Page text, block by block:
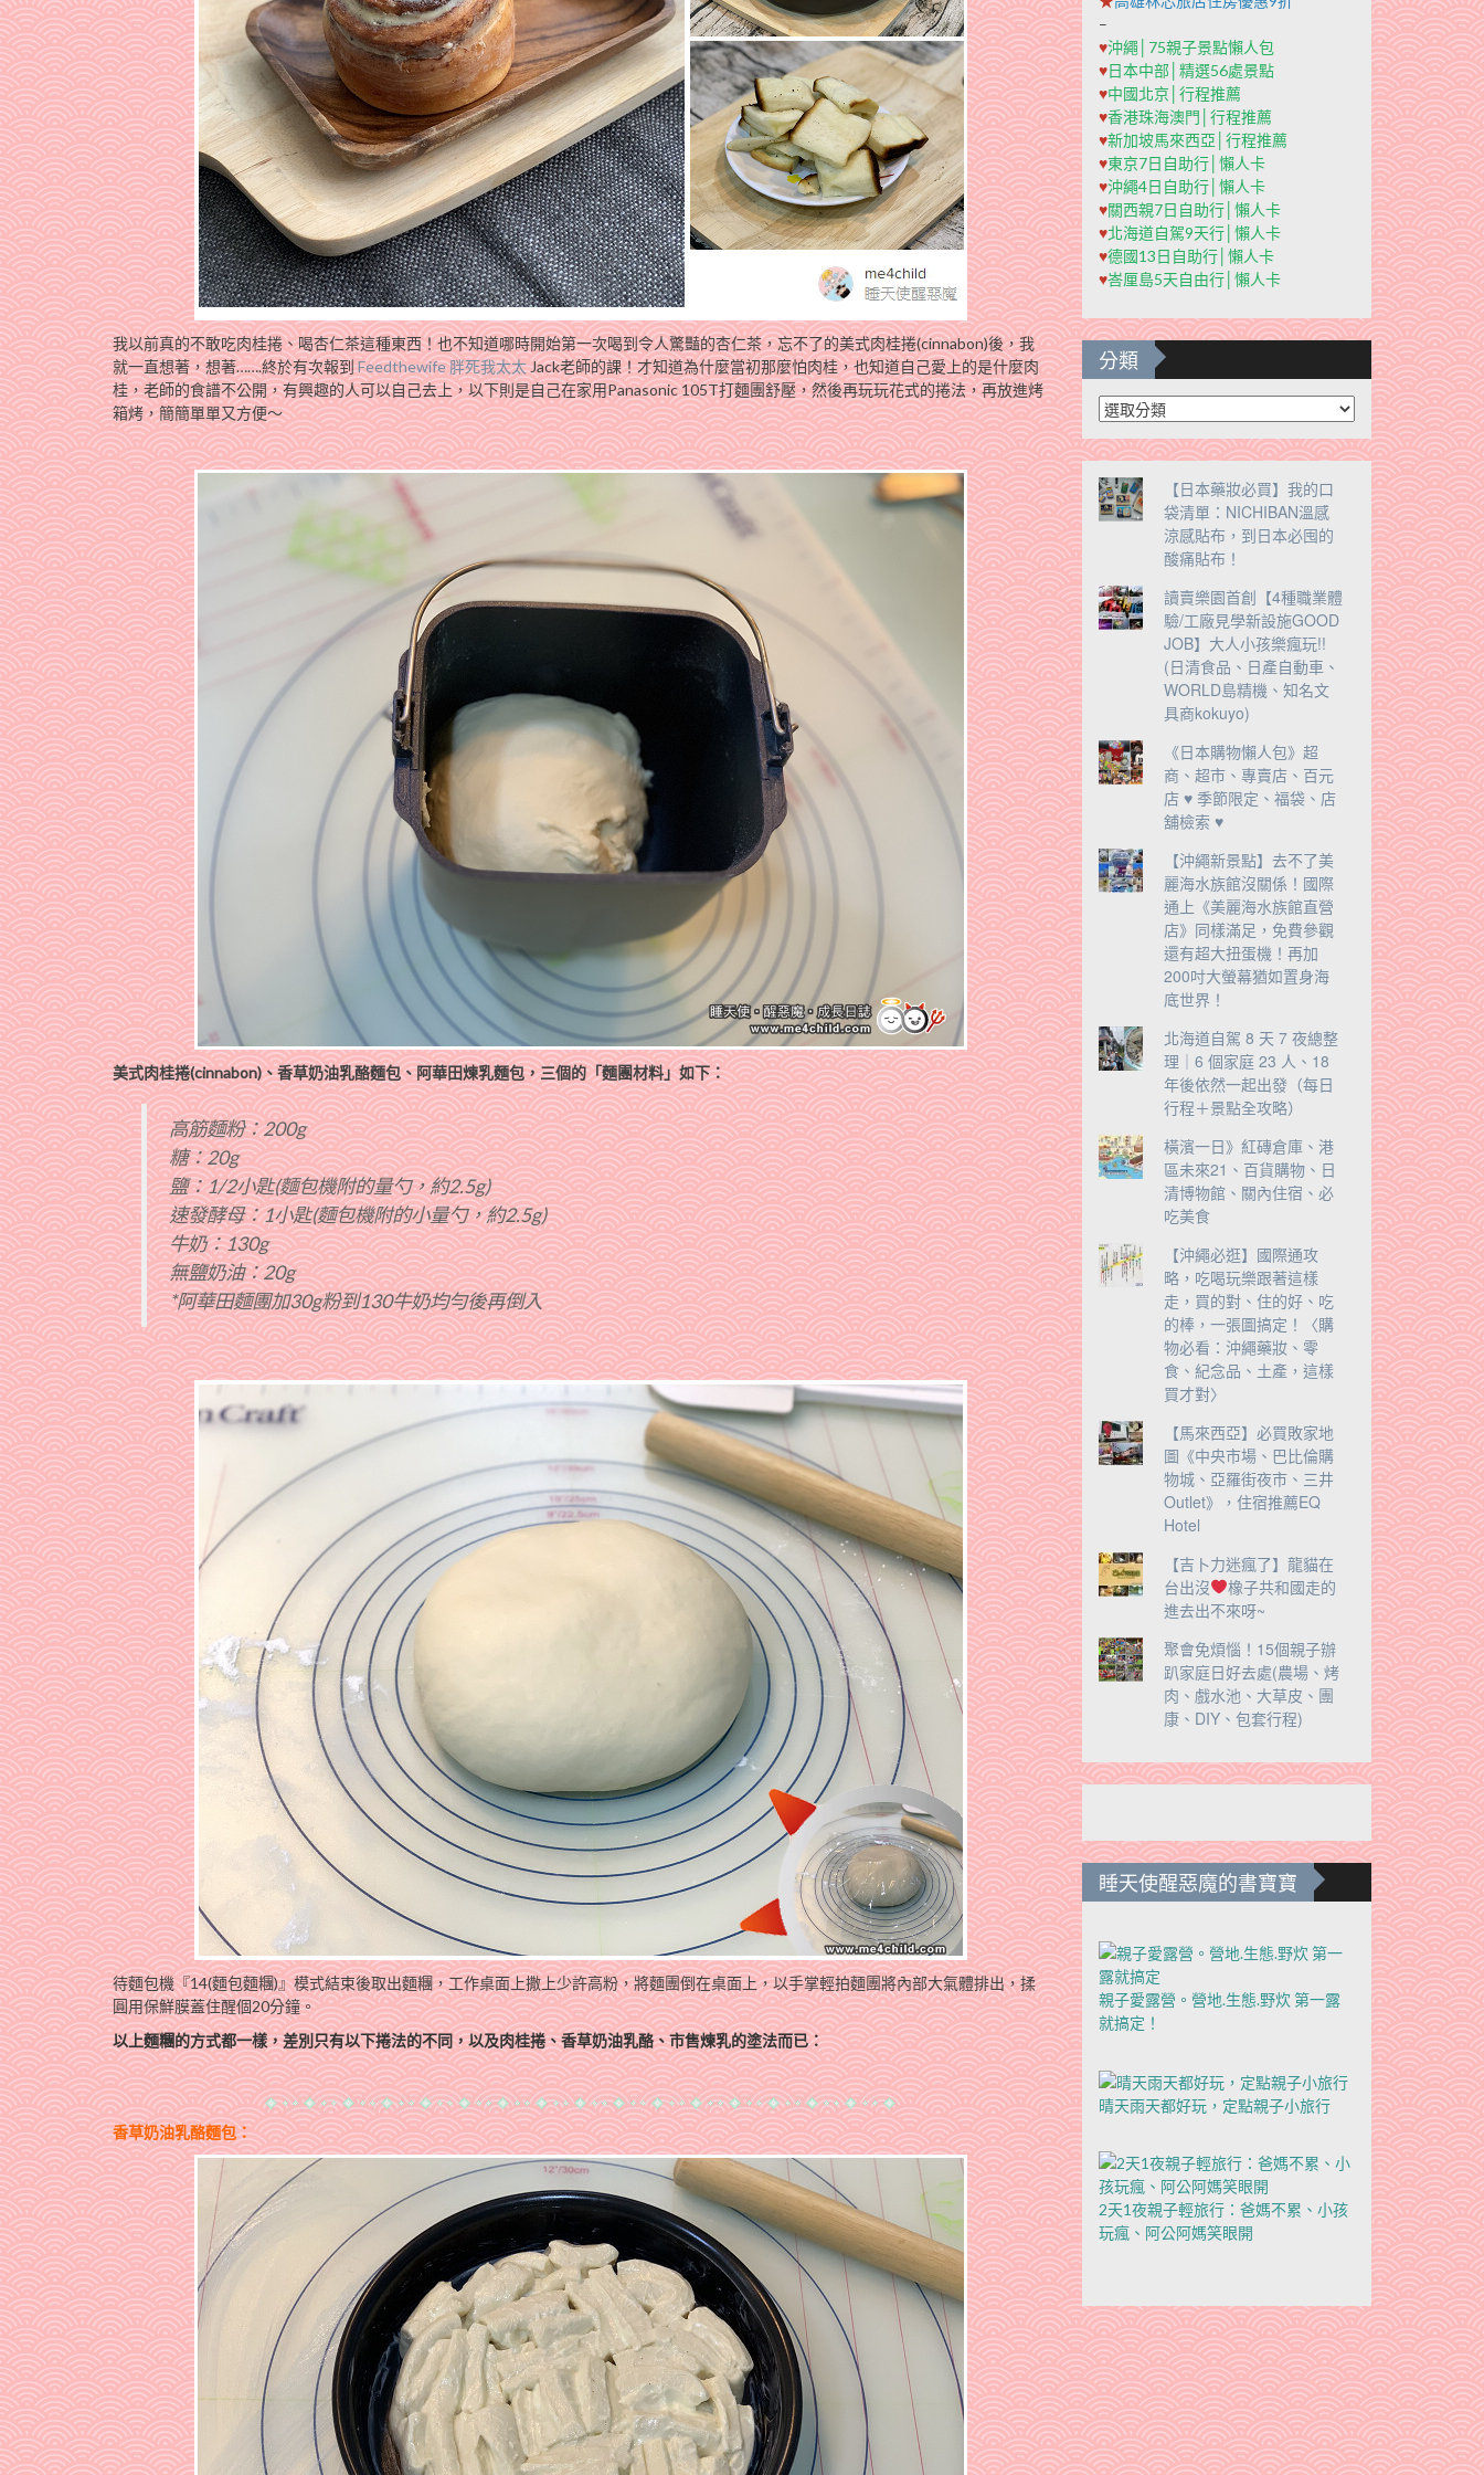
我以前真的不敢吃肉桂捲、喝杏仁茶這種東西！也不知道哪時開始第一次喝到令人驚豔的杏仁茶，忘不了的美式肉桂捲(cinnabon)後，我
就一直想著，想著…….終於有次報到Feedthewife 胖死我太太Jack老師的課！才知道為什麼當初那麼怕肉桂，也知道自己愛上的是什麼肉
桂，老師的食譜不公開，有興趣的人可以自己去上，以下則是自己在家用Panasonic 105T打麵團舒壓，然後再玩玩花式的捲法，再放進烤
箱烤，簡簡單單又方便～
美式肉桂捲(cinnabon)、香草奶油乳酪麵包、阿華田煉乳麵包，三個的「麵團材料」如下：
高筋麵粉：200g
糖：20g
鹽：1/2小匙(麵包機附的量勺，約2.5g)
速發酵母：1小匙(麵包機附的小量勺，約2.5g)
牛奶：130g
無鹽奶油：20g
*阿華田麵團加30g粉到130牛奶均勻後再倒入
待麵包機『14(麵包麵糰)』模式結束後取出麵糰，工作桌面上撒上少許高粉，將麵團倒在桌面上，以手掌輕拍麵團將內部大氣體排出，揉
圓用保鮮膜蓋住醒個20分鐘。
以上麵糰的方式都一樣，差別只有以下捲法的不同，以及肉桂捲、香草奶油乳酪、市售煉乳的塗法而已：
香草奶油乳酪麵包：
–
♥沖繩│75親子景點懶人包
♥日本中部│精選56處景點
♥中國北京│行程推薦
♥香港珠海澳門│行程推薦
♥新加坡馬來西亞│行程推薦
♥東京7日自助行│懶人卡
♥沖繩4日自助行│懶人卡
♥關西親7日自助行│懶人卡
♥北海道自駕9天行│懶人卡
♥德國13日自助行│懶人卡
♥峇厘島5天自由行│懶人卡
分類
分
類
【日本藥妝必買】我的口
袋清單：NICHIBAN溫感
涼感貼布，到日本必囤的
酸痛貼布！
讀賣樂園首創【4種職業體
驗/工廠見學新設施GOOD
JOB】大人小孩樂瘋玩!!
(日清食品、日產自動車、
WORLD島精機、知名文
具商kokuyo)
《日本購物懶人包》超
商、超市、專賣店、百元
店 ♥ 季節限定、福袋、店
舖檢索 ♥
【沖繩新景點】去不了美
麗海水族館沒關係！國際
通上《美麗海水族館直營
店》同樣滿足，免費參觀
還有超大扭蛋機！再加
200吋大螢幕猶如置身海
底世界！
北海道自駕 8 天 7 夜總整
理｜6 個家庭 23 人、18
年後依然一起出發（每日
行程＋景點全攻略）
橫濱一日》紅磚倉庫、港
區未來21、百貨購物、日
清博物館、關內住宿、必
吃美食
【沖繩必逛】國際通攻
略，吃喝玩樂跟著這樣
走，買的對、住的好、吃
的棒，一張圖搞定！〈購
物必看：沖繩藥妝、零
食、紀念品、土產，這樣
買才對〉
【馬來西亞】必買敗家地
圖《中央市場、巴比倫購
物城、亞羅街夜市、三井
Outlet》，住宿推薦EQ
Hotel
【吉卜力迷瘋了】龍貓在
台出沒
橡子共和國走的
進去出不來呀~
聚會免煩惱！15個親子辦
趴家庭日好去處(農場、烤
肉、戲水池、大草皮、團
康、DIY、包套行程)
睡天使醒惡魔的書寶寶
親子愛露營。營地.生態.野炊 第一露
就搞定！
晴天雨天都好玩，定點親子小旅行
2天1夜親子輕旅行：爸媽不累、小孩
玩瘋、阿公阿媽笑眼開